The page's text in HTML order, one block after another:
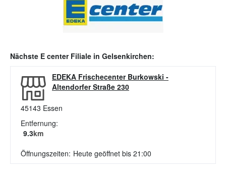
Nächste E centerFiliale in Gelsenkirchen:
EDEKA Frischecenter Burkowski -
Altendorfer Straße 230
45143 Essen
Entfernung:
9.3km
Öffnungszeiten: Heute geöffnet bis 21:00